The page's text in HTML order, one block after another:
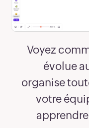
Voyez
évolue
organise
votre